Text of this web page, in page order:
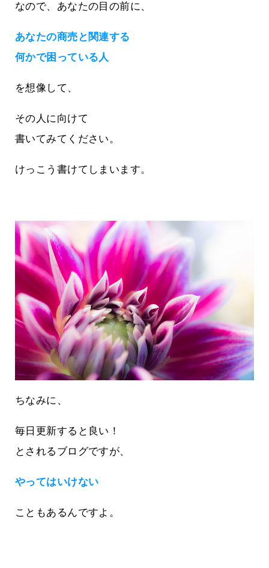
なので、あなたの目の前に、
あなたの商売と関連する
何かで困っている人
を想像して、
その人に向けて
書いてみてください。
けっこう書けてしまいます。
ちなみに、
毎日更新すると良い！
とされるブログですが、
やってはいけない
こともあるんですよ。